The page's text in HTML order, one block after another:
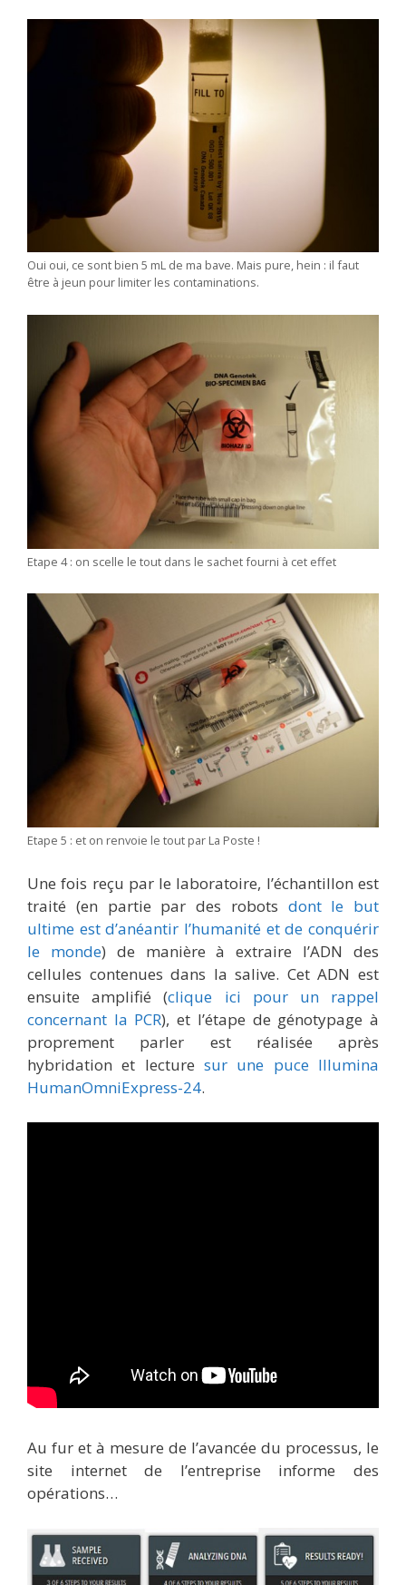
Oui oui, ce sont bien 5 mL de ma bave. Mais pure, hein : il faut
être à jeun pour limiter les contaminations.
Etape 4 : on scelle le tout dans le sachet fourni à cet effet
Etape 5 : et on renvoie le tout par La Poste !
Une fois reçu par le laboratoire, l’échantillon est
traité (en partie par des robots dont le but
ultime est d’anéantir l’humanité et de conquérir
le monde) de manière à extraire l’ADN des
cellules contenues dans la salive. Cet ADN est
ensuite amplifié (clique ici pour un rappel
concernant la PCR), et l’étape de génotypage à
proprement parler est réalisée après
hybridation et lecture sur une puce Illumina
HumanOmniExpress-24.
Au fur et à mesure de l’avancée du processus, le
site internet de l’entreprise informe des
opérations…